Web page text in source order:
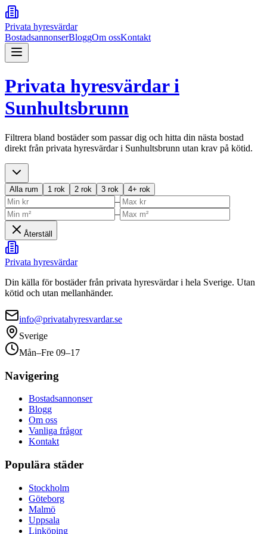
Privata hyresvärdar
BostadsannonserBloggOm ossKontakt
Privata hyresvärdar i
Sunhultsbrunn
Filtrera bland bostäder som passar dig och hitta din nästa bostad
direkt från privata hyresvärdar i Sunhultsbrunn utan krav på kötid.
Alla rum 1 rok 2 rok 3 rok 4+ rok
–
–
Återställ
Privata hyresvärdar
Din källa för bostäder från privata hyresvärdar i hela Sverige. Utan
kötid och utan mellanhänder.
info@privatahyresvardar.se
Sverige
Mån–Fre 09–17
Navigering
Bostadsannonser
Blogg
Om oss
Vanliga frågor
Kontakt
Populära städer
Stockholm
Göteborg
Malmö
Uppsala
Linköping